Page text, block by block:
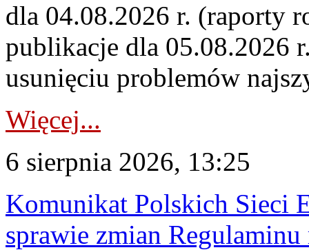
dla 04.08.2026 r. (raporty
publikacje dla 05.08.2026
usunięciu problemów
Więcej...
6 sierpnia 2026, 13:25
Komunikat Polskich Sieci
sprawie zmian